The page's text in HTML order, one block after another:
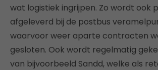
wat logistiek ingrijpen. Zo wordt ook
afgeleverd bij de postbus
waarvoor weer aparte contracten
gesloten. Ook wordt regelmatig
van bijvoorbeeld Sandd, welke als